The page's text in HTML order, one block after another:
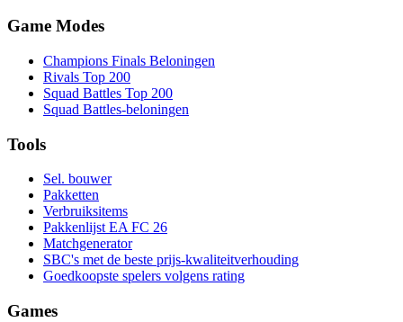
Game Modes
Champions Finals Beloningen
Rivals Top 200
Squad Battles Top 200
Squad Battles-beloningen
Tools
Sel. bouwer
Pakketten
Verbruiksitems
Pakkenlijst EA FC 26
Matchgenerator
SBC's met de beste prijs-kwaliteitverhouding
Goedkoopste spelers volgens rating
Games